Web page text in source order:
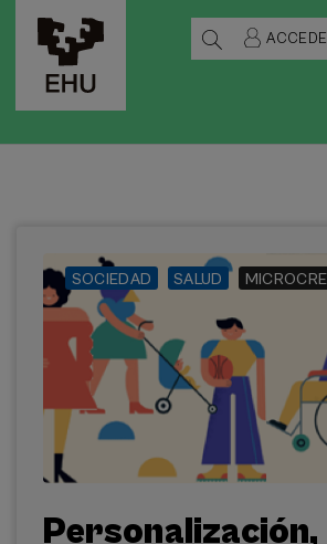
SOCIEDAD SALUD
Personalización,